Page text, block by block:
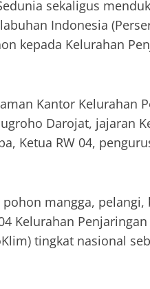
sekaligus
Indonesia
kepada Kelurahan
Kantor Kelurahan
Darojat, jajaran
Ketua RW 04,
mangga,
Kelurahan Penjaringan
tingkat nasional